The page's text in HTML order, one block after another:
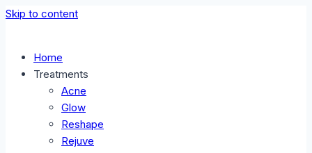
Skip to content
Home
Treatments
Acne
Glow
Reshape
Rejuve